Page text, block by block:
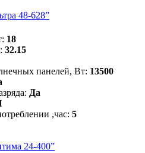
48-628”
18
32.15
панелей, Вт: 13500
Да
,час: 5
24-400”